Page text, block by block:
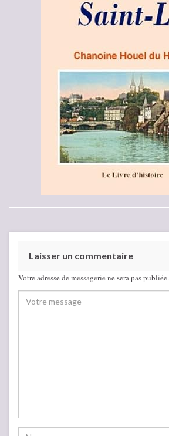
Laisser un commentaire
Votre adresse de messagerie ne sera pas publiée.